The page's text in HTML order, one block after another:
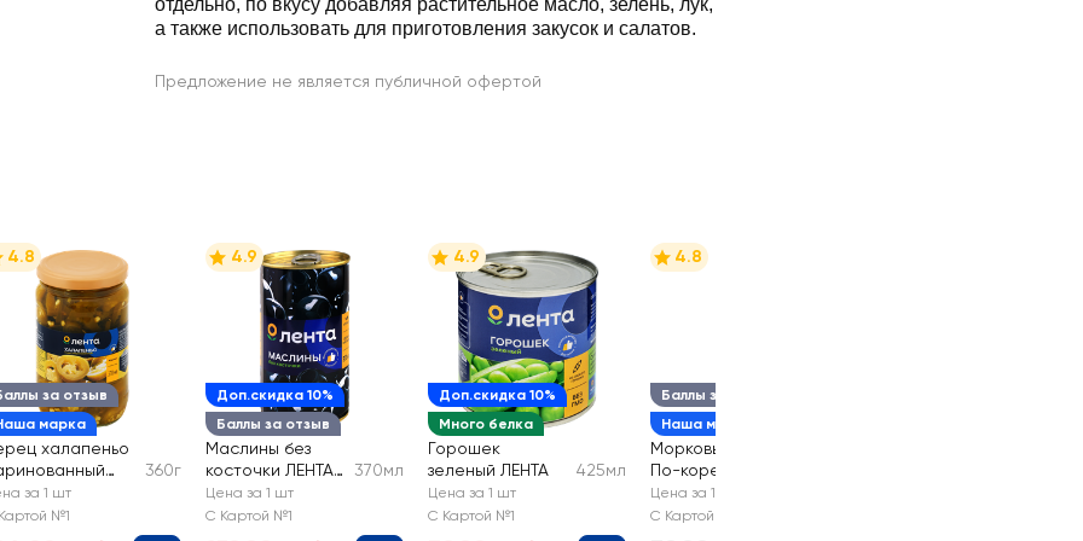
отдельно, по вкусу добавляя растительное масло, зелень, лук,
а также использовать для приготовления закусок и салатов.
Предложение не является публичной офертой
за отзыв
марка
4.8
халапеньо
360г
за 1 шт
№1
Доп.скидка 10%
Баллы за отзыв
4.9
Маслины без
косточки ЛЕНТА
черные крупные
370мл
Цена за 1 шт
С Картой №1
Доп.скидка 10%
Много белка
4.9
Горошек
зеленый ЛЕНТА
425мл
Цена за 1 шт
С Картой №1
Баллы за отзыв
Наша марка
4.8
Морковь ЛЕНТА
По-корейски
Цена за 1 шт
С Картой №1